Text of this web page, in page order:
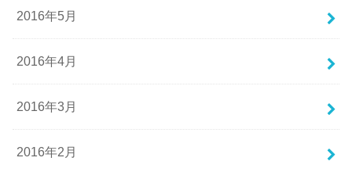
2016年5月
2016年4月
2016年3月
2016年2月